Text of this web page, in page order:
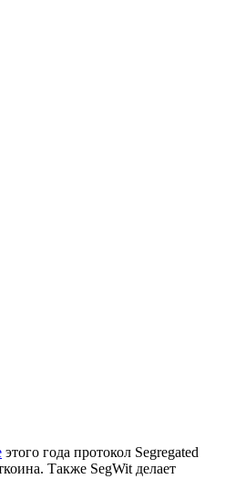
этого года протокол Segregated
Также SegWit делает